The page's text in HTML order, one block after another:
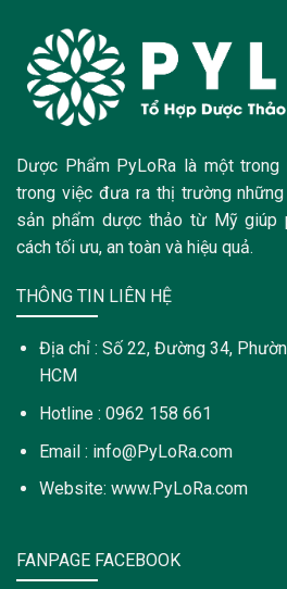
Dược Phẩm PyLoRa là một
trong việc đưa ra thị trường
sản phẩm dược thảo từ Mỹ giúp
cách tối ưu, an toàn và hiệu quả.
THÔNG TIN LIÊN HỆ
Địa chỉ : Số 22, Đường 34,
HCM
Hotline : 0962 158 661
Email : info@PyLoRa.com
Website: www.PyLoRa.com
FANPAGE FACEBOOK